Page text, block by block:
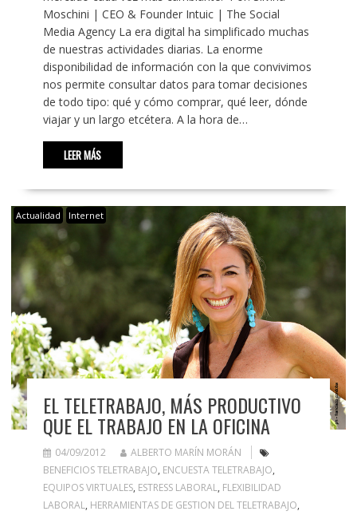
Moschini | CEO & Founder Intuic | The Social
Media Agency La era digital ha simplificado muchas
de nuestras actividades diarias. La enorme
disponibilidad de información con la que convivimos
nos permite consultar datos para tomar decisiones
de todo tipo: qué y cómo comprar, qué leer, dónde
viajar y un largo etcétera. A la hora de…
LEER MÁS
Actualidad Internet
EL TELETRABAJO, MÁS PRODUCTIVO
QUE EL TRABAJO EN LA OFICINA
04/09/2012
ALBERTO MARÍN MORÁN
BENEFICIOS TELETRABAJO, ENCUESTA TELETRABAJO,
EQUIPOS VIRTUALES, ESTRESS LABORAL, FLEXIBILIDAD
LABORAL, HERRAMIENTAS DE GESTION DEL TELETRABAJO,